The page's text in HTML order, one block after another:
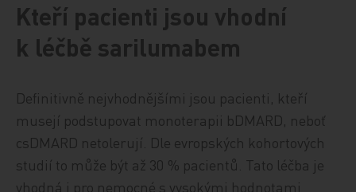
Kteří pacienti jsou vhodní
k léčbě sarilumabem
Definitivně nejvhodnějšími jsou pacienti, kteří
musejí podstupovat monoterapii bDMARD, neboť
csDMARD netolerují. Dle evropských kohortových
studií to může být až 30 % pacientů. Tato léčba je
vhodná i pro nemocné s vysokými hodnotami